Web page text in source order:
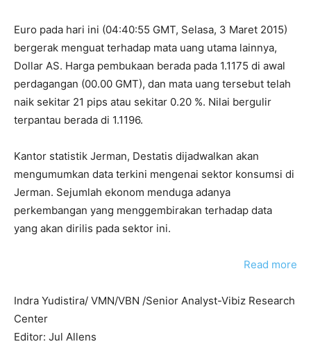
Euro pada hari ini (04:40:55 GMT, Selasa, 3 Maret 2015)
bergerak menguat terhadap mata uang utama lainnya,
Dollar AS. Harga pembukaan berada pada 1.1175 di awal
perdagangan (00.00 GMT), dan mata uang tersebut telah
naik sekitar 21 pips atau sekitar 0.20 %. Nilai bergulir
terpantau berada di 1.1196.
Kantor statistik Jerman, Destatis dijadwalkan akan
mengumumkan data terkini mengenai sektor konsumsi di
Jerman. Sejumlah ekonom menduga adanya
perkembangan yang menggembirakan terhadap data
yang akan dirilis pada sektor ini.
Read more
Indra Yudistira/ VMN/VBN /Senior Analyst-Vibiz Research
Center
Editor: Jul Allens